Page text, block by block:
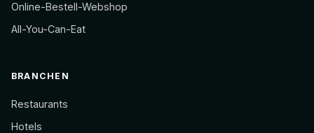
Online-Bestell-Webshop
All-You-Can-Eat
BRANCHEN
Restaurants
Hotels